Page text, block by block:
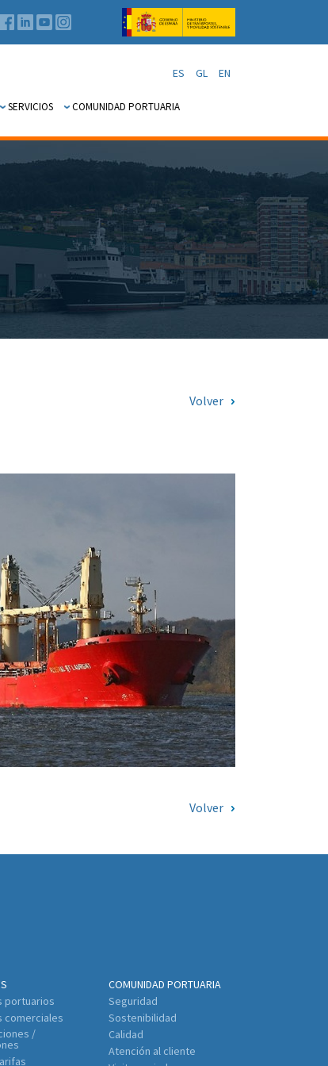
ES GL EN
SERVICIOS
COMUNIDAD PORTUARIA
Volver
Volver
portuarios
comerciales
/
COMUNIDAD PORTUARIA
Seguridad
Sostenibilidad
Calidad
Atención al cliente